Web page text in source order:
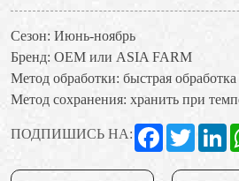
Сезон: Июнь-ноябрь
Бренд: OEM или ASIA FARM
Метод обработки: быстрая
Метод сохранения: хранить при
ПОДПИШИСЬ НА: FacebookTwitter